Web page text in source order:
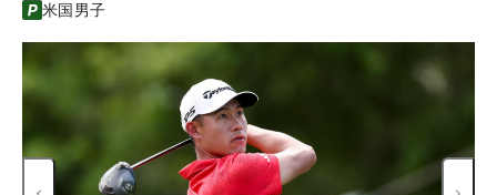
米国男子